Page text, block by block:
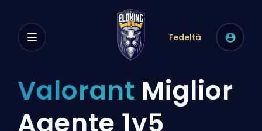
Fedeltà
Valorant Miglior
Agente 1v5